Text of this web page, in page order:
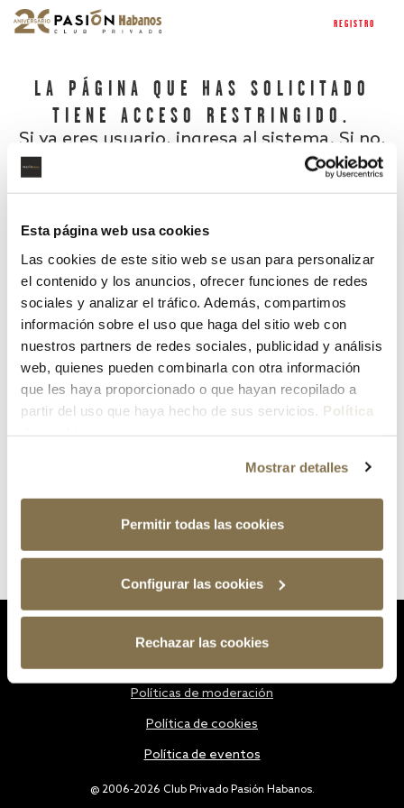
Esta página web usa cookies
Las cookies de este sitio web se usan para personalizar
el contenido y los anuncios, ofrecer funciones de redes
sociales y analizar el tráfico. Además, compartimos
información sobre el uso que haga del sitio web con
nuestros partners de redes sociales, publicidad y análisis
web, quienes pueden combinarla con otra información
que les haya proporcionado o que hayan recopilado a
partir del uso que haya hecho de sus servicios. Política
Mostrar detalles
Permitir todas las cookies
Configurar las cookies
Rechazar las cookies
REGISTRO
LA PÁGINA QUE HAS SOLICITADO
TIENE ACCESO RESTRINGIDO.
Si ya eres usuario, ingresa al sistema. Si no,
¿Has olvidado tu contraseña?
@ 2006-2026 Club Privado Pasión Habanos.
Políticas de moderación
Política de cookies
Política de eventos